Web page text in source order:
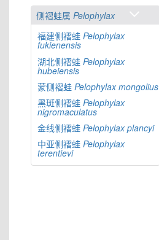
侧褶蛙属 Pelophylax
福建侧褶蛙 Pelophylax
fukienensis
湖北侧褶蛙 Pelophylax
hubeiensis
蒙侧褶蛙 Pelophylax mongolius
黑斑侧褶蛙 Pelophylax
nigromaculatus
金线侧褶蛙 Pelophylax plancyi
中亚侧褶蛙 Pelophylax
terentievi